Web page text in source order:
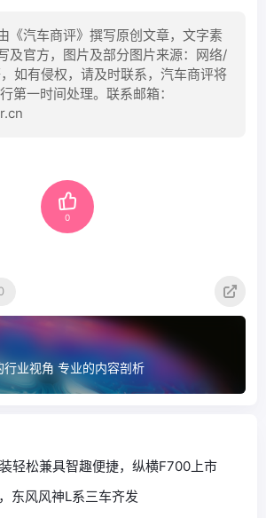
《汽车商评》撰写原创文章，文字素
及官方，图片及部分图片来源：网络/
如有侵权，请及时联系，汽车商评将
第一时间处理。联系邮箱：
0
行业视角 专业的内容剖析
轻松兼具智趣便捷，纵横F700上市
东风风神L系三车齐发